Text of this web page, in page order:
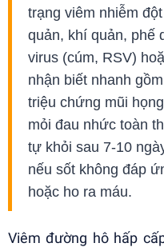
trạng viêm nhiễm
quản, khí quản, phế
virus (cúm, RSV)
nhận biết nhanh
triệu chứng mũi
mỏi đau nhức toàn
tự khỏi sau 7-10
nếu sốt không đáp
hoặc ho ra máu.
Viêm đường hô hấp